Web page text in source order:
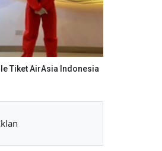
Tiket AirAsia Indonesia